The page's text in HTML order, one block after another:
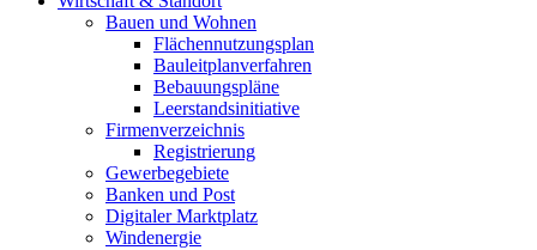
Bauen und Wohnen
Flächennutzungsplan
Bauleitplanverfahren
Bebauungspläne
Leerstandsinitiative
Firmenverzeichnis
Registrierung
Gewerbegebiete
Banken und Post
Digitaler Marktplatz
Windenergie